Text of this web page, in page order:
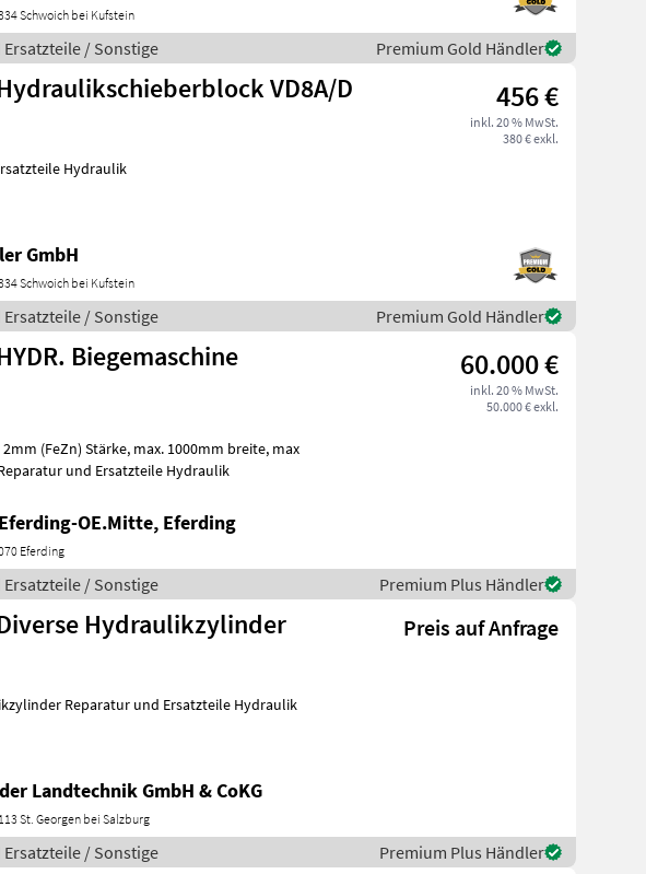
Schwoich bei Kufstein
/ Sonstige Premium Gold Händler
VD8A/D 456 €
inkl. 20 % MwSt.
380 € exkl.
Hydraulik
GmbH
Schwoich bei Kufstein
/ Sonstige Premium Gold Händler
Biegemaschine 60.000 €
inkl. 20 % MwSt.
50.000 € exkl.
max. 1000mm breite, max
länge, Reparatur und Ersatzteile Hydraulik
OE.Mitte, Eferding
Eferding
/ Sonstige Premium Plus Händler
Hydraulikzylinder Preis auf Anfrage
Reparatur und Ersatzteile Hydraulik
Landtechnik GmbH & CoKG
St. Georgen bei Salzburg
/ Sonstige Premium Plus Händler